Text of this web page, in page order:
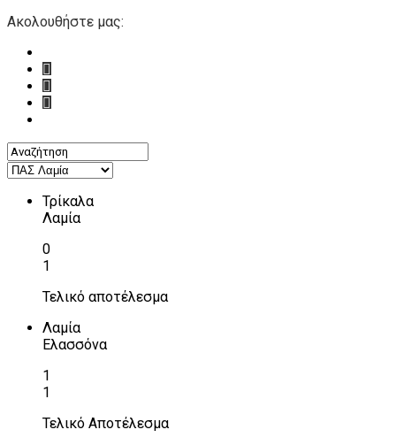
Ακολουθήστε μας:
Τρίκαλα
Λαμία
0
1
Τελικό αποτέλεσμα
Λαμία
Ελασσόνα
1
1
Τελικό Αποτέλεσμα